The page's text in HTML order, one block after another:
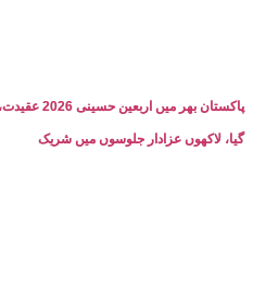
پاکستان بھر
گیا، لاکھوں عزادار جلوسوں میں شریک